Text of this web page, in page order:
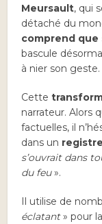
Meursault, qui
détaché du
comprend que
bascule
à nier son geste.
Cette
narrateur. Alors
factuelles, il
dans un
s’ouvrait dans
du feu».
Il utilise de
éclatant» pour